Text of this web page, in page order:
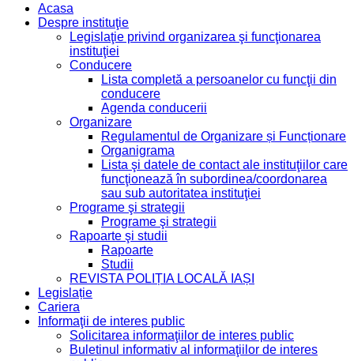
Acasa
Despre instituţie
Legislaţie privind organizarea şi funcţionarea
instituţiei
Conducere
Lista completă a persoanelor cu funcţii din
conducere
Agenda conducerii
Organizare
Regulamentul de Organizare și Funcționare
Organigrama
Lista şi datele de contact ale instituţiilor care
funcţionează în subordinea/coordonarea
sau sub autoritatea instituţiei
Programe şi strategii
Programe şi strategii
Rapoarte şi studii
Rapoarte
Studii
REVISTA POLIȚIA LOCALĂ IAȘI
Legislație
Cariera
Informaţii de interes public
Solicitarea informaţiilor de interes public
Buletinul informativ al informaţiilor de interes